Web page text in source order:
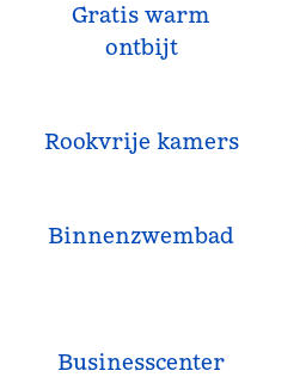
Gratis warm
ontbijt
Rookvrije kamers
Binnenzwembad
Business­center